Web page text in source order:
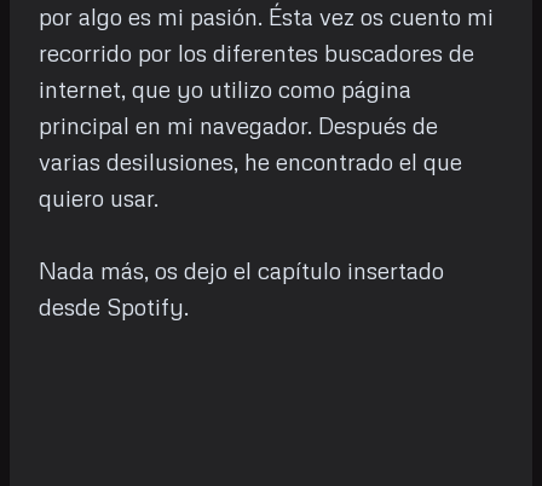
por algo es mi pasión. Ésta vez os cuento mi
recorrido por los diferentes buscadores de
internet, que yo utilizo como página
principal en mi navegador. Después de
varias desilusiones, he encontrado el que
quiero usar.
Nada más, os dejo el capítulo insertado
desde Spotify.